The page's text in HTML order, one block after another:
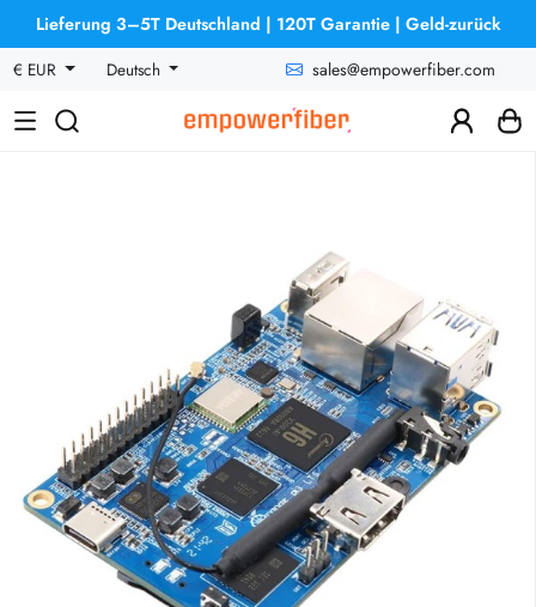
Lieferung 3–5T Deutschland | 120T Garantie | Geld-zurück
€ EUR
Deutsch sales@empowerfiber.com